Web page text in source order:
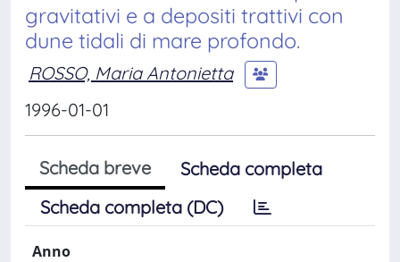
gravitativi e a depositi trattivi con
dune tidali di mare profondo.
ROSSO, Maria Antonietta
1996-01-01
Scheda breve
Scheda completa
Scheda completa (DC)
Anno